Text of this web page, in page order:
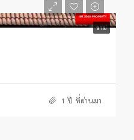
ขาย
1 ปี ที่ผ่านมา